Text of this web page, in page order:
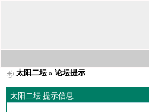
太阳二坛» 论坛提示
太阳二坛 提示信息